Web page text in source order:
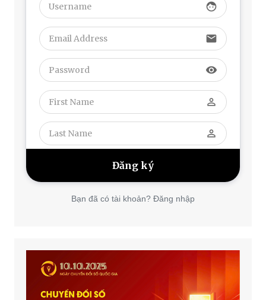
face
email
visibility
perm_identity
perm_identity
Bạn đã có tài khoản? Đăng nhập